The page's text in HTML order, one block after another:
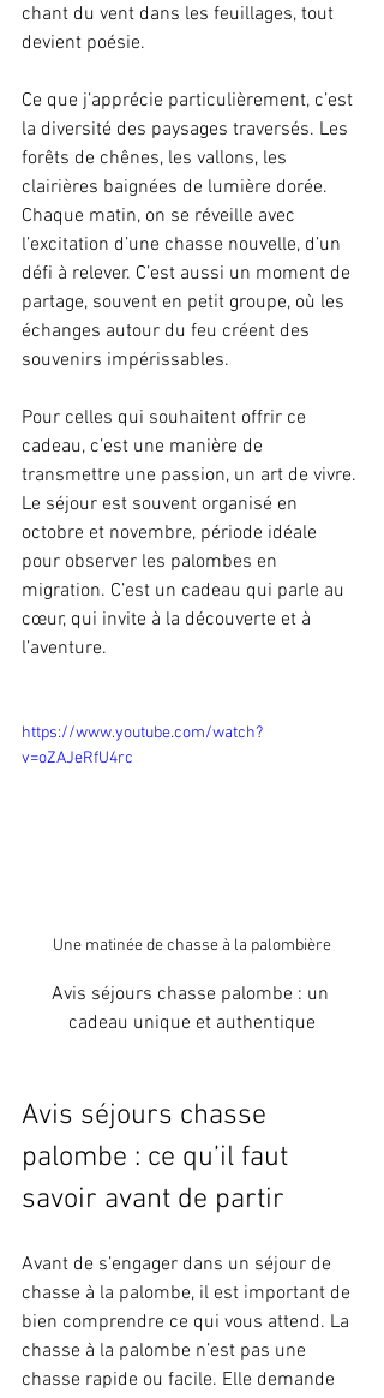
chant du vent dans les feuillages, tout
devient poésie.
Ce que j’apprécie particulièrement, c’est
la diversité des paysages traversés. Les
forêts de chênes, les vallons, les
clairières baignées de lumière dorée.
Chaque matin, on se réveille avec
l’excitation d’une chasse nouvelle, d’un
défi à relever. C’est aussi un moment de
partage, souvent en petit groupe, où les
échanges autour du feu créent des
souvenirs impérissables.
Pour celles qui souhaitent offrir ce
cadeau, c’est une manière de
transmettre une passion, un art de vivre.
Le séjour est souvent organisé en
octobre et novembre, période idéale
pour observer les palombes en
migration. C’est un cadeau qui parle au
cœur, qui invite à la découverte et à
l’aventure.
https://www.youtube.com/watch?
v=oZAJeRfU4rc
Une matinée de chasse à la palombière
Avis séjours chasse palombe : un
cadeau unique et authentique
Avis séjours chasse
palombe : ce qu’il faut
savoir avant de partir
Avant de s’engager dans un séjour de
chasse à la palombe, il est important de
bien comprendre ce qui vous attend. La
chasse à la palombe n’est pas une
chasse rapide ou facile. Elle demande